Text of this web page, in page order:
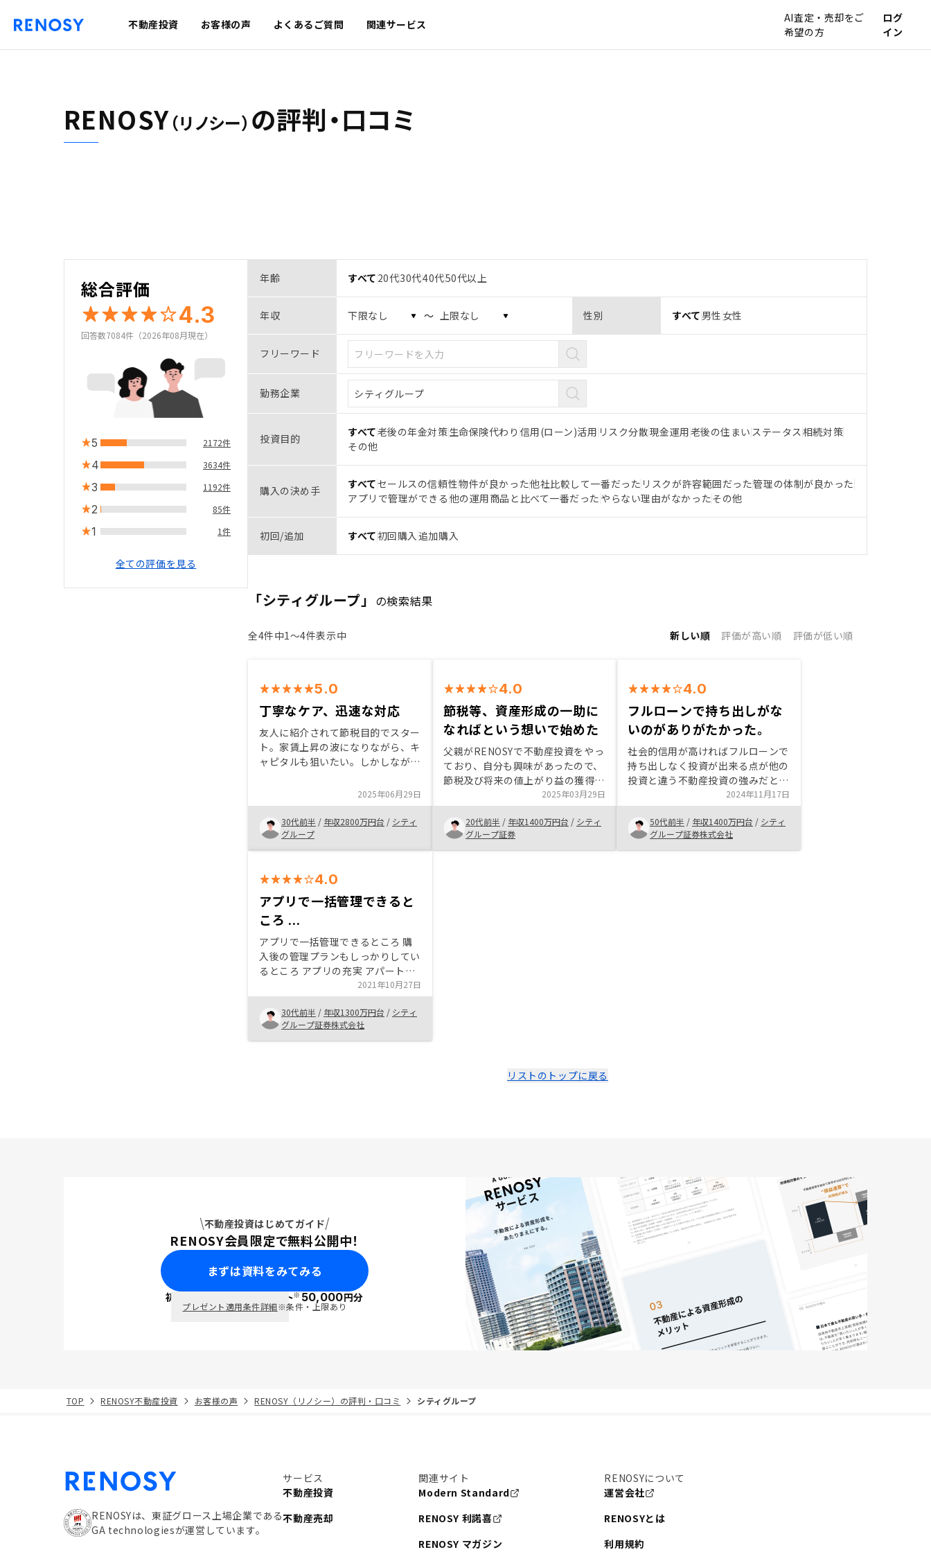
不動産投資 お客様の声 よくあるご質問 関連サービス
AI査定・売却をご
希望の方
ログ
イン
RENOSY（リノシー） の評判・口コミ
総合評価
4.3
回答数7084件（2026年08月現在）
5 2172件
4 3634件
3 1192件
2 85件
1 1件
全ての評価を見る
年齢 すべて 20代30代40代50代以上
年収 〜 性別 すべて 男性 女性
フリーワード
勤務企業
投資目的 すべて老後の年金対策生命保険代わり 信用(ローン)活用 リスク分散現金運用老後の住まい ステータス相続対策
その他
購入の決め手 すべてセールスの信頼性物件が良かった他社比較して一番だった リスクが許容範囲だった管理の体制が良かった
アプリで管理ができる 他の運用商品と比べて一番だった やらない理由がなかったその他
初回/追加 すべて初回購入 追加購入
「シティグループ」 の検索結果
全4件中1〜4件表示中 新しい順 評価が高い順 評価が低い順
5.0
丁寧なケア、迅速な対応
友人に紹介されて節税目的でスター
ト。家賃上昇の波になりながら、キ
ャピタルも狙いたい。しかしながら
り、家賃上昇は難しく、法律が変わ
らないと難しいと感じた。不動産市
況は金利の上昇とともに大きな変化
を迎えており、物件間違えなけれ
ば、節税&キャピタルも狙えそう。
2025年06月29日
30代前半 / 年収2800万円台 / シティ
グループ
4.0
節税等、資産形成の一助に
なればという想いで始めた
父親がRENOSYで不動産投資をやっ
ており、自分も興味があったので、
節税及び将来の値上がり益の獲得を
含め、自分の資産形成の一助になれ
ばという想いで始めた。まずは1物
件で試しに始めてみたが、良さそう
であれば今後も投資物件を増やして
いければと思う。
2025年03月29日
20代前半 / 年収1400万円台 / シティ
グループ証券
4.0
フルローンで持ち出しがな
いのがありがたかった。
社会的信用が高ければフルローンで
持ち出しなく投資が出来る点が他の
投資と違う不動産投資の強みだと思
います。株や債券は常に値上がり値
下がりを気にしていないとならず、
一方不動産の場合はよくも悪くもキ
ャピタルゲインを考えなければ基本
的に家賃は入り続けるので将来の見
2024年11月17日
50代前半 / 年収1400万円台 / シティ
グループ証券株式会社
4.0
アプリで一括管理できると
ころ ...
アプリで一括管理できるところ 購
入後の管理プランもしっかりしてい
るところ アプリの充実 アパートな
どより収益性の高い商品2021年10月27日
30代前半 / 年収1300万円台 / シティ
グループ証券株式会社
リストのトップに戻る
不動産投資はじめてガイド
RENOSY会員限定で無料公開中！
まずは資料をみてみる
初回面談で ポイント※50,000円分
プレゼント適用条件詳細※条件・上限あり
TOP RENOSY不動産投資 お客様の声 RENOSY（リノシー）の評判・口コミ シティグループ
RENOSYは、東証グロース上場企業である
GA technologiesが運営しています。
サービス
不動産投資
不動産売却
関連サイト
Modern Standard
RENOSY 利諾喜
RENOSY マガジン
RENOSYについて
運営会社
RENOSYとは
利用規約